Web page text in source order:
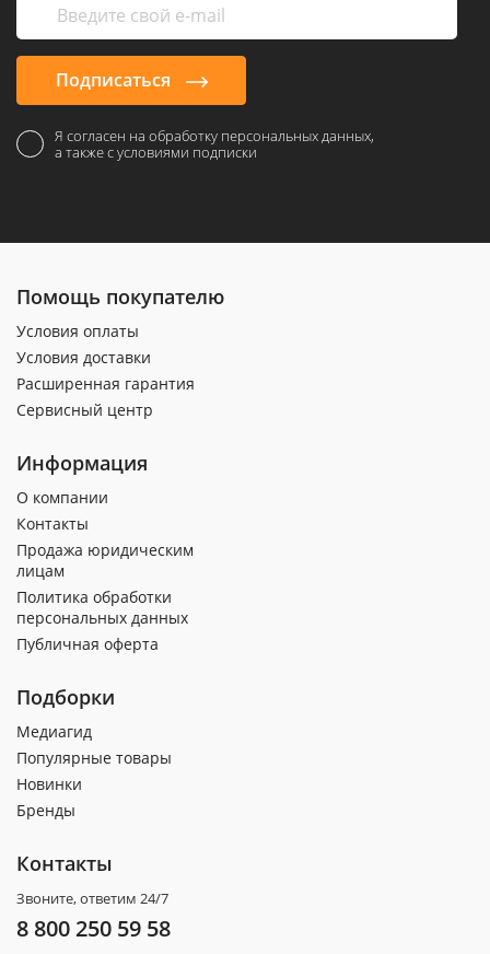
Подписаться
Я согласен на обработку персональных данных,
а также с условиями подписки
Помощь покупателю
Условия оплаты
Условия доставки
Расширенная гарантия
Сервисный центр
Информация
О компании
Контакты
Продажа юридическим
лицам
Политика обработки
персональных данных
Публичная оферта
Подборки
Медиагид
Популярные товары
Новинки
Бренды
Контакты
Звоните, ответим 24/7
8 800 250 59 58